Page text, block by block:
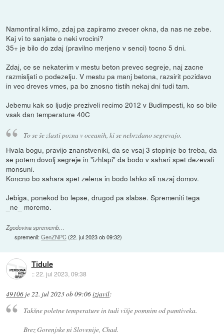
Namontiral klimo, zdaj pa zapiramo zvecer okna, da nas ne zebe.
Kaj vi to sanjate o neki vrocini?
35+ je bilo do zdaj (pravilno merjeno v senci) tocno 5 dni.
Zdaj, ce se nekaterim v mestu beton prevec segreje, naj zacne
razmisljati o podezelju. V mestu pa manj betona, razsirit pozidavo
in vec dreves vmes, pa bo znosno tistih nekaj dni tudi tam.
Jebemu kak so ljudje preziveli recimo 2012 v Budimpesti, ko so bile
vsak dan temperature 40C
To se še zlasti pozna v oceanih, ki se nebrzdano segrevajo.
Hvala bogu, pravijo znanstveniki, da se vsaj 3 stopinje bo treba, da
se potem dovolj segreje in "izhlapi" da bodo v sahari spet dezevali
monsuni.
Koncno bo sahara spet zelena in bodo lahko sli nazaj domov.
Jebiga, ponekod bo lepse, drugod pa slabse. Spremeniti tega
_ne_ moremo.
Zgodovina sprememb…
spremenil:GenZNPC(22. jul 2023 ob 09:32)
Tidule
::22. jul 2023, 09:38
49106 je22. jul 2023 ob 09:06izjavil:
Takšne poletne temperature in tudi višje pomnim od pamtiveka.
Brez Gorenjske ni Slovenije, Chad.